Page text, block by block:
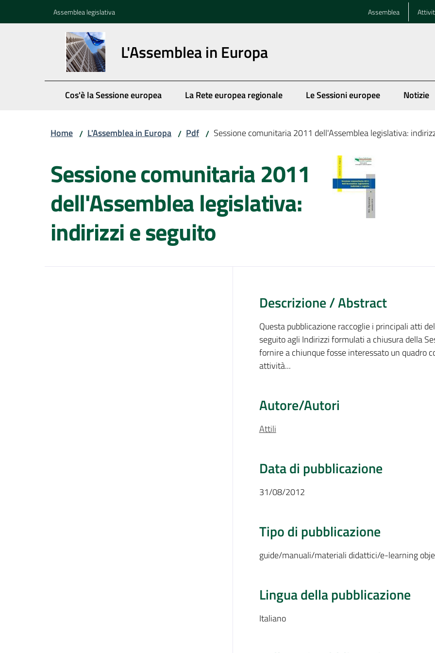
Assemblea legislativa Assemblea
L'Assemblea in Europa
Cos'è la Sessione europea La Rete europea regionale Le Sessioni europee Notizie
Home / L'Assemblea in Europa / Pdf / Sessione comunitaria 2011 dell'Assemblea legislativa:
Sessione comunitaria 2011
dell'Assemblea legislativa:
indirizzi e seguito
Descrizione / Abstract
Questa pubblicazione raccoglie i principali atti
seguito agli Indirizzi formulati a chiusura della
fornire a chiunque fosse interessato un quadro
attività...
Autore/Autori
Attili
Data di pubblicazione
31/08/2012
Tipo di pubblicazione
guide/manuali/materiali didattici/e-learning
Lingua della pubblicazione
Italiano